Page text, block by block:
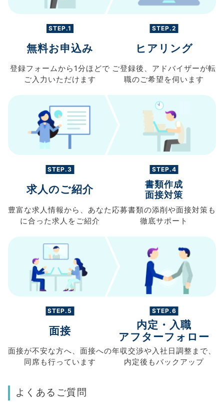
STEP.1
無料お申込み
登録フォームから 1分ほどで
ご入力 いただけます
STEP.2
ヒアリング
ご登録後、 アドバイザーが転
職のご希望を伺います
STEP.3
求人のご紹介
豊富な求人情報から、 あなた
に合った求人を ご紹介
STEP.4
書類作成
面接対策
応募書類の添削や面接対策も
徹底サポート
STEP.5
面接
面接が不安な方へ、 面接への
同席も行っています
STEP.6
内定・入職
アフターフォロー
年収交渉や入社日調整まで、
内定後もバックアップ
よくあるご質問